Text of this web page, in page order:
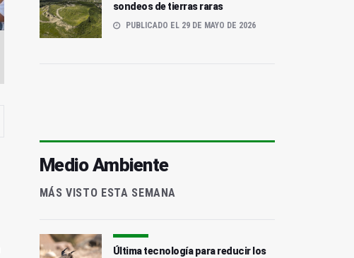
sondeos de tierras raras
PUBLICADO EL 29 DE MAYO DE 2026
Medio Ambiente
MÁS VISTO ESTA SEMANA
Última tecnología para reducir los